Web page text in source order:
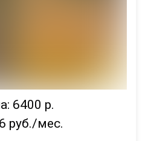
6400 р.
руб./мес.